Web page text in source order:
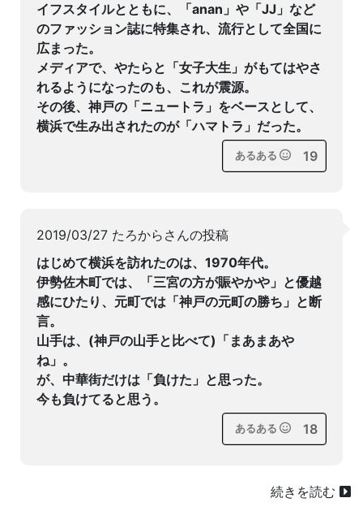
イフスタイルとともに、「anan」や「JJ」など
のファッション誌に特集され、流行として全国に
広まった。
メディアで、やたらと「女子大生」がもてはやさ
れるようになったのも、これが震源。
その後、神戸の「ニュートラ」をベースとして、
横浜で生み出されたのが「ハマトラ」だった。
あるある 19
2019/03/27 たろからさんの投稿
はじめて横浜を訪れたのは、1970年代。
伊勢佐木町では、「三宮の方が賑やかや」と優越
感にひたり、元町では「神戸の元町の勝ち」と断
言。
山手は、(神戸の山手と比べて)「まあまあや
ね」。
が、中華街だけは「負けた」と思った。
今も負けてると思う。
あるある 18
続きを読む